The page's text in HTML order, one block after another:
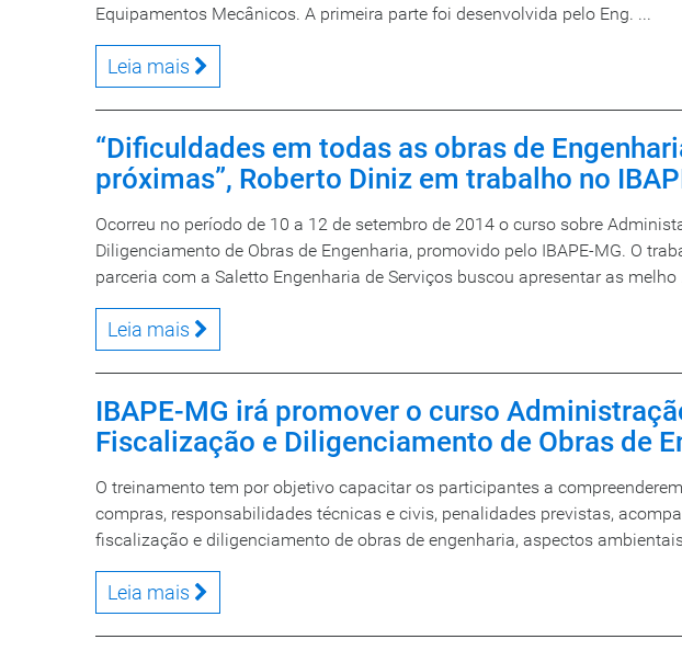
Equipamentos Mecânicos. A primeira parte foi desenvolvida pelo Eng. ...
Leia mais
“Dificuldades em todas as obras de
próximas”, Roberto Diniz em trabalho no
Ocorreu no período de 10 a 12 de setembro de 2014 o curso sobre
Diligenciamento de Obras de Engenharia, promovido pelo IBAPE-MG. O
parceria com a Saletto Engenharia de Serviços buscou apresentar as melho
Leia mais
IBAPE-MG irá promover o curso
Fiscalização e Diligenciamento de Obras de
O treinamento tem por objetivo capacitar os participantes a
compras, responsabilidades técnicas e civis, penalidades previstas,
fiscalização e diligenciamento de obras de engenharia, aspectos
Leia mais